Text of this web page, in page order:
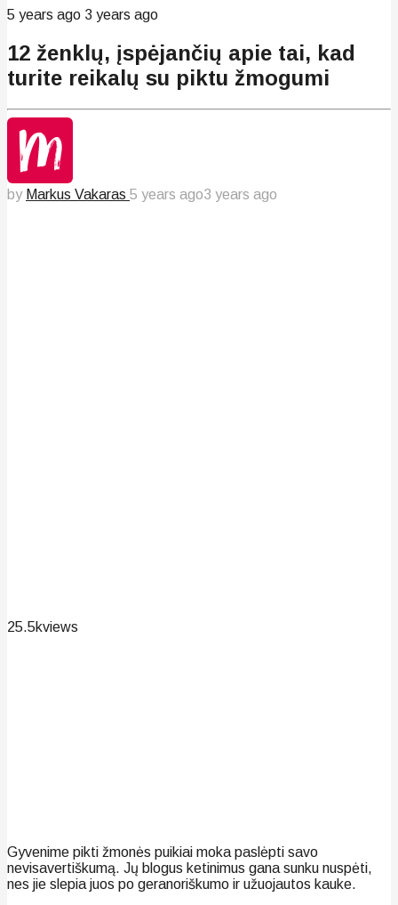
5 years ago 3 years ago
12 ženklų, įspėjančių apie tai, kad
turite reikalų su piktu žmogumi
by Markus Vakaras 5 years ago3 years ago
25.5kviews
Gyvenime pikti žmonės puikiai moka paslėpti savo
nevisavertiškumą. Jų blogus ketinimus gana sunku nuspėti,
nes jie slepia juos po geranoriškumo ir užuojautos kauke.